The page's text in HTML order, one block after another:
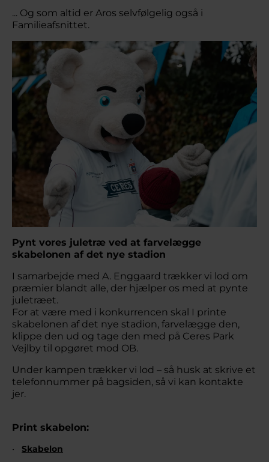
... Og som altid er Aros selvfølgelig også i
Familieafsnittet.
Pynt vores juletræ ved at farvelægge
skabelonen af det nye stadion
I samarbejde med A. Enggaard trækker vi lod om
præmier blandt alle, der hjælper os med at pynte
juletræet.
For at være med i konkurrencen skal I printe
skabelonen af det nye stadion, farvelægge den,
klippe den ud og tage den med på Ceres Park
Vejlby til opgøret mod OB.
Under kampen trækker vi lod – så husk at skrive et
telefonnummer på bagsiden, så vi kan kontakte
jer.
Print skabelon:
Skabelon